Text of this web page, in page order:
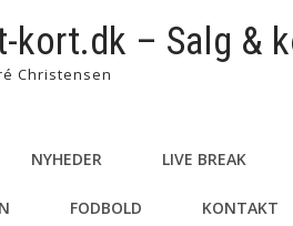
kort.dk – Salg &
Christensen
NYHEDER LIVE BREAK
FODBOLD KONTAKT